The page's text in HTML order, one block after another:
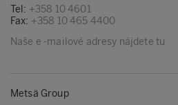
Tel: +358 10 4601
Fax: +358 10 465 4400
Naše e -mailové adresy nájdete tu
Metsä Group